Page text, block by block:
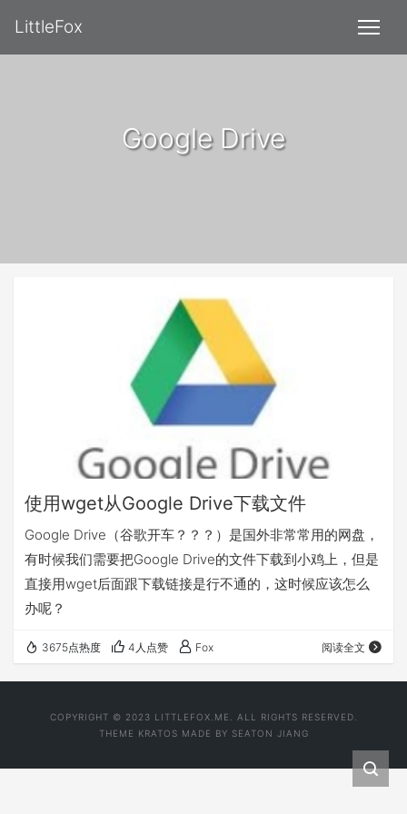
LittleFox
Google Drive
使用wget从Google Drive下载文件
Google Drive（谷歌开车？？？）是国外非常常用的网盘，
有时候我们需要把Google Drive的文件下载到小鸡上，但是
直接用wget后面跟下载链接是行不通的，这时候应该怎么
办呢？
3675点热度 4人点赞 Fox 阅读全文
COPYRIGHT © 2023 LITTLEFOX.ME. ALL RIGHTS RESERVED.
THEME KRATOS MADE BY SEATON JIANG